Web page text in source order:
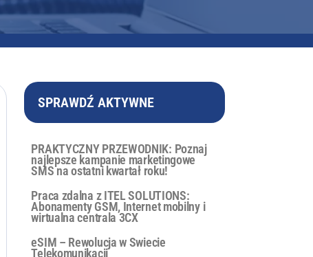
SPRAWDŹ AKTYWNE
PRAKTYCZNY PRZEWODNIK: Poznaj
najlepsze kampanie marketingowe
SMS na ostatni kwartał roku!
Praca zdalna z ITEL SOLUTIONS:
Abonamenty GSM, Internet mobilny i
wirtualna centrala 3CX
eSIM – Rewolucja w Świecie
Telekomunikacji